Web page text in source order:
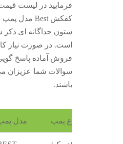
فرمایید در لیست قیمت پمپ
کفکش Best مدل پمپ را در
ستون جداگانه ای ذکر شده
است. در صورت نیاز کارشناس
فروش آماده پاسخ گویی به
سوالات شما عزیزان می
مدل پمپ